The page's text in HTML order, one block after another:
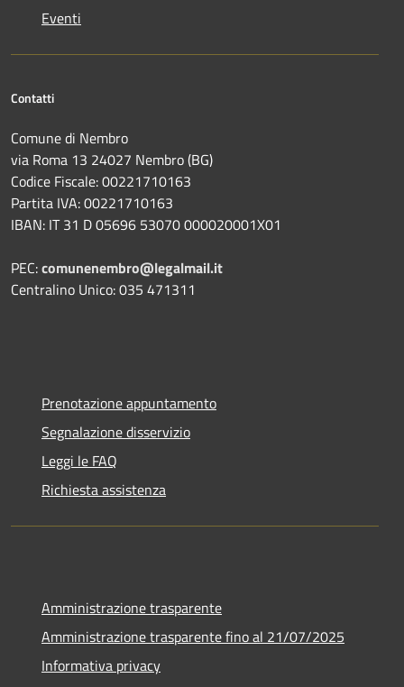
Eventi
Contatti
Comune di Nembro
via Roma 13 24027 Nembro (BG)
Codice Fiscale: 00221710163
Partita IVA: 00221710163
IBAN: IT 31 D 05696 53070 000020001X01
PEC:comunenembro@legalmail.it
Centralino Unico: 035 471311
Prenotazione appuntamento
Segnalazione disservizio
Leggi le FAQ
Richiesta assistenza
Amministrazione trasparente
Amministrazione trasparente fino al 21/07/2025
Informativa privacy